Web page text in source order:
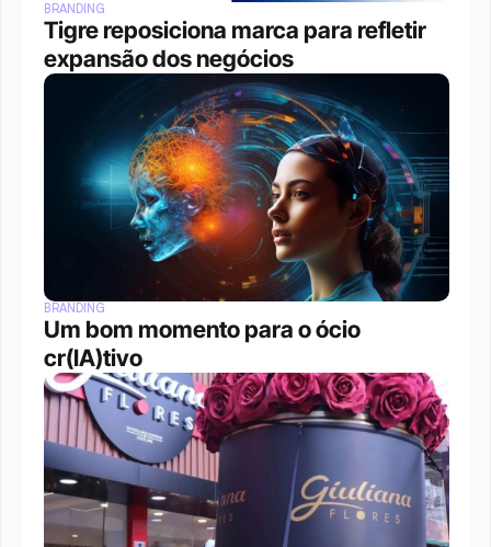
BRANDING
Tigre reposiciona marca para refletir
expansão dos negócios
BRANDING
Um bom momento para o ócio
cr(IA)tivo